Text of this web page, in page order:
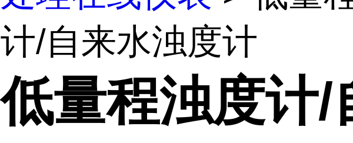
计/自来水浊度计
低量程浊度计/